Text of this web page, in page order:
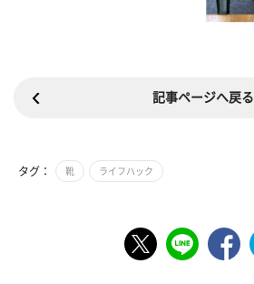
記事ページへ戻る
タグ： 靴 ライフハック